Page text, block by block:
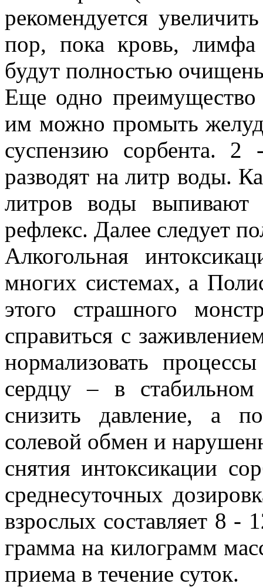
рекомендуется
пор, пока кровь,
будут полностью
Еще одно преимущество
им можно промыть
суспензию сорбента.
разводят на литр воды.
литров воды
рефлекс. Далее следует
Алкогольная
многих системах, а
этого страшного
справиться с
нормализовать
сердцу – в
снизить давление, а
солевой обмен и
снятия интоксикации
среднесуточных
взрослых составляет 8 -
грамма на килограмм
приема в течение суток.